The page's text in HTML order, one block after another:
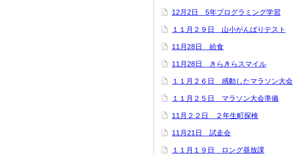
12月2日 5年プログラミング学習
１１月２９日 山小がんばりテスト
11月28日 給食
11月28日 きらきらスマイル
１１月２６日 感動したマラソン大会
１１月２５日 マラソン大会準備
11月２２日 ２年生町探検
11月21日 試走会
１１月１９日 ロング昼放課